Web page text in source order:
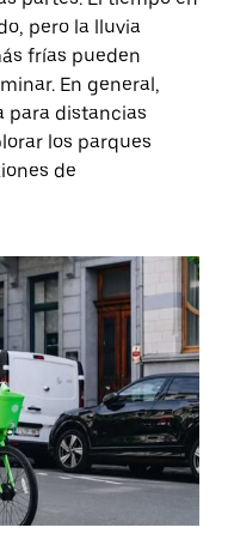
pero la lluvia
frías pueden
En general,
para distancias
los parques
de